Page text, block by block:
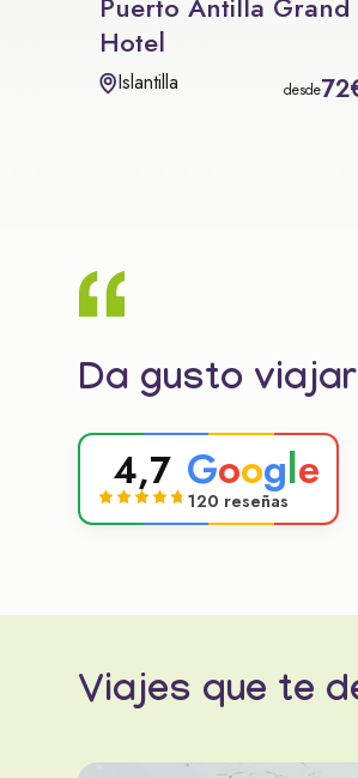
Hotel
Islantilla desde
Da gusto viajar
4,7 Google
120 reseñas
Viajes que te